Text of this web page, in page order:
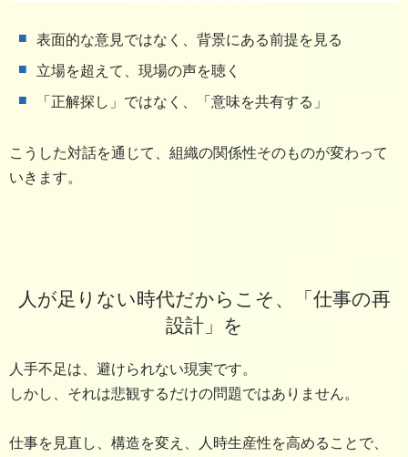
表面的な意見ではなく、背景にある前提を見る
立場を超えて、現場の声を聴く
「正解探し」ではなく、「意味を共有する」
こうした対話を通じて、組織の関係性そのものが変わって
いきます。
人が足りない時代だからこそ、「仕事の再
設計」を
人手不足は、避けられない現実です。
しかし、それは悲観するだけの問題ではありません。
仕事を見直し、構造を変え、人時生産性を高めることで、